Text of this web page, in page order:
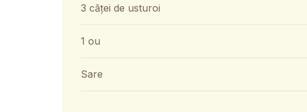
3 căței de usturoi
1 ou
Sare